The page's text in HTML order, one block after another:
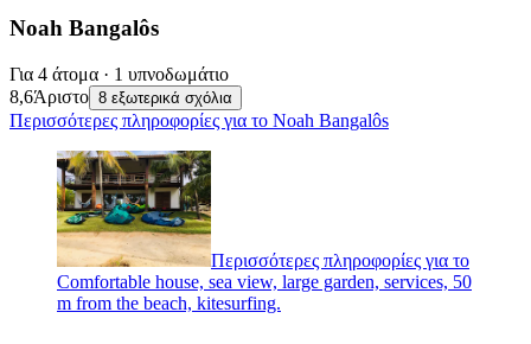
Noah Bangalôs
Για 4 άτομα · 1 υπνοδωμάτιο
8,6Άριστο 8 εξωτερικά σχόλια
Περισσότερες πληροφορίες για το Noah Bangalôs
Περισσότερες πληροφορίες για το
Comfortable house, sea view, large garden, services, 50
m from the beach, kitesurfing.